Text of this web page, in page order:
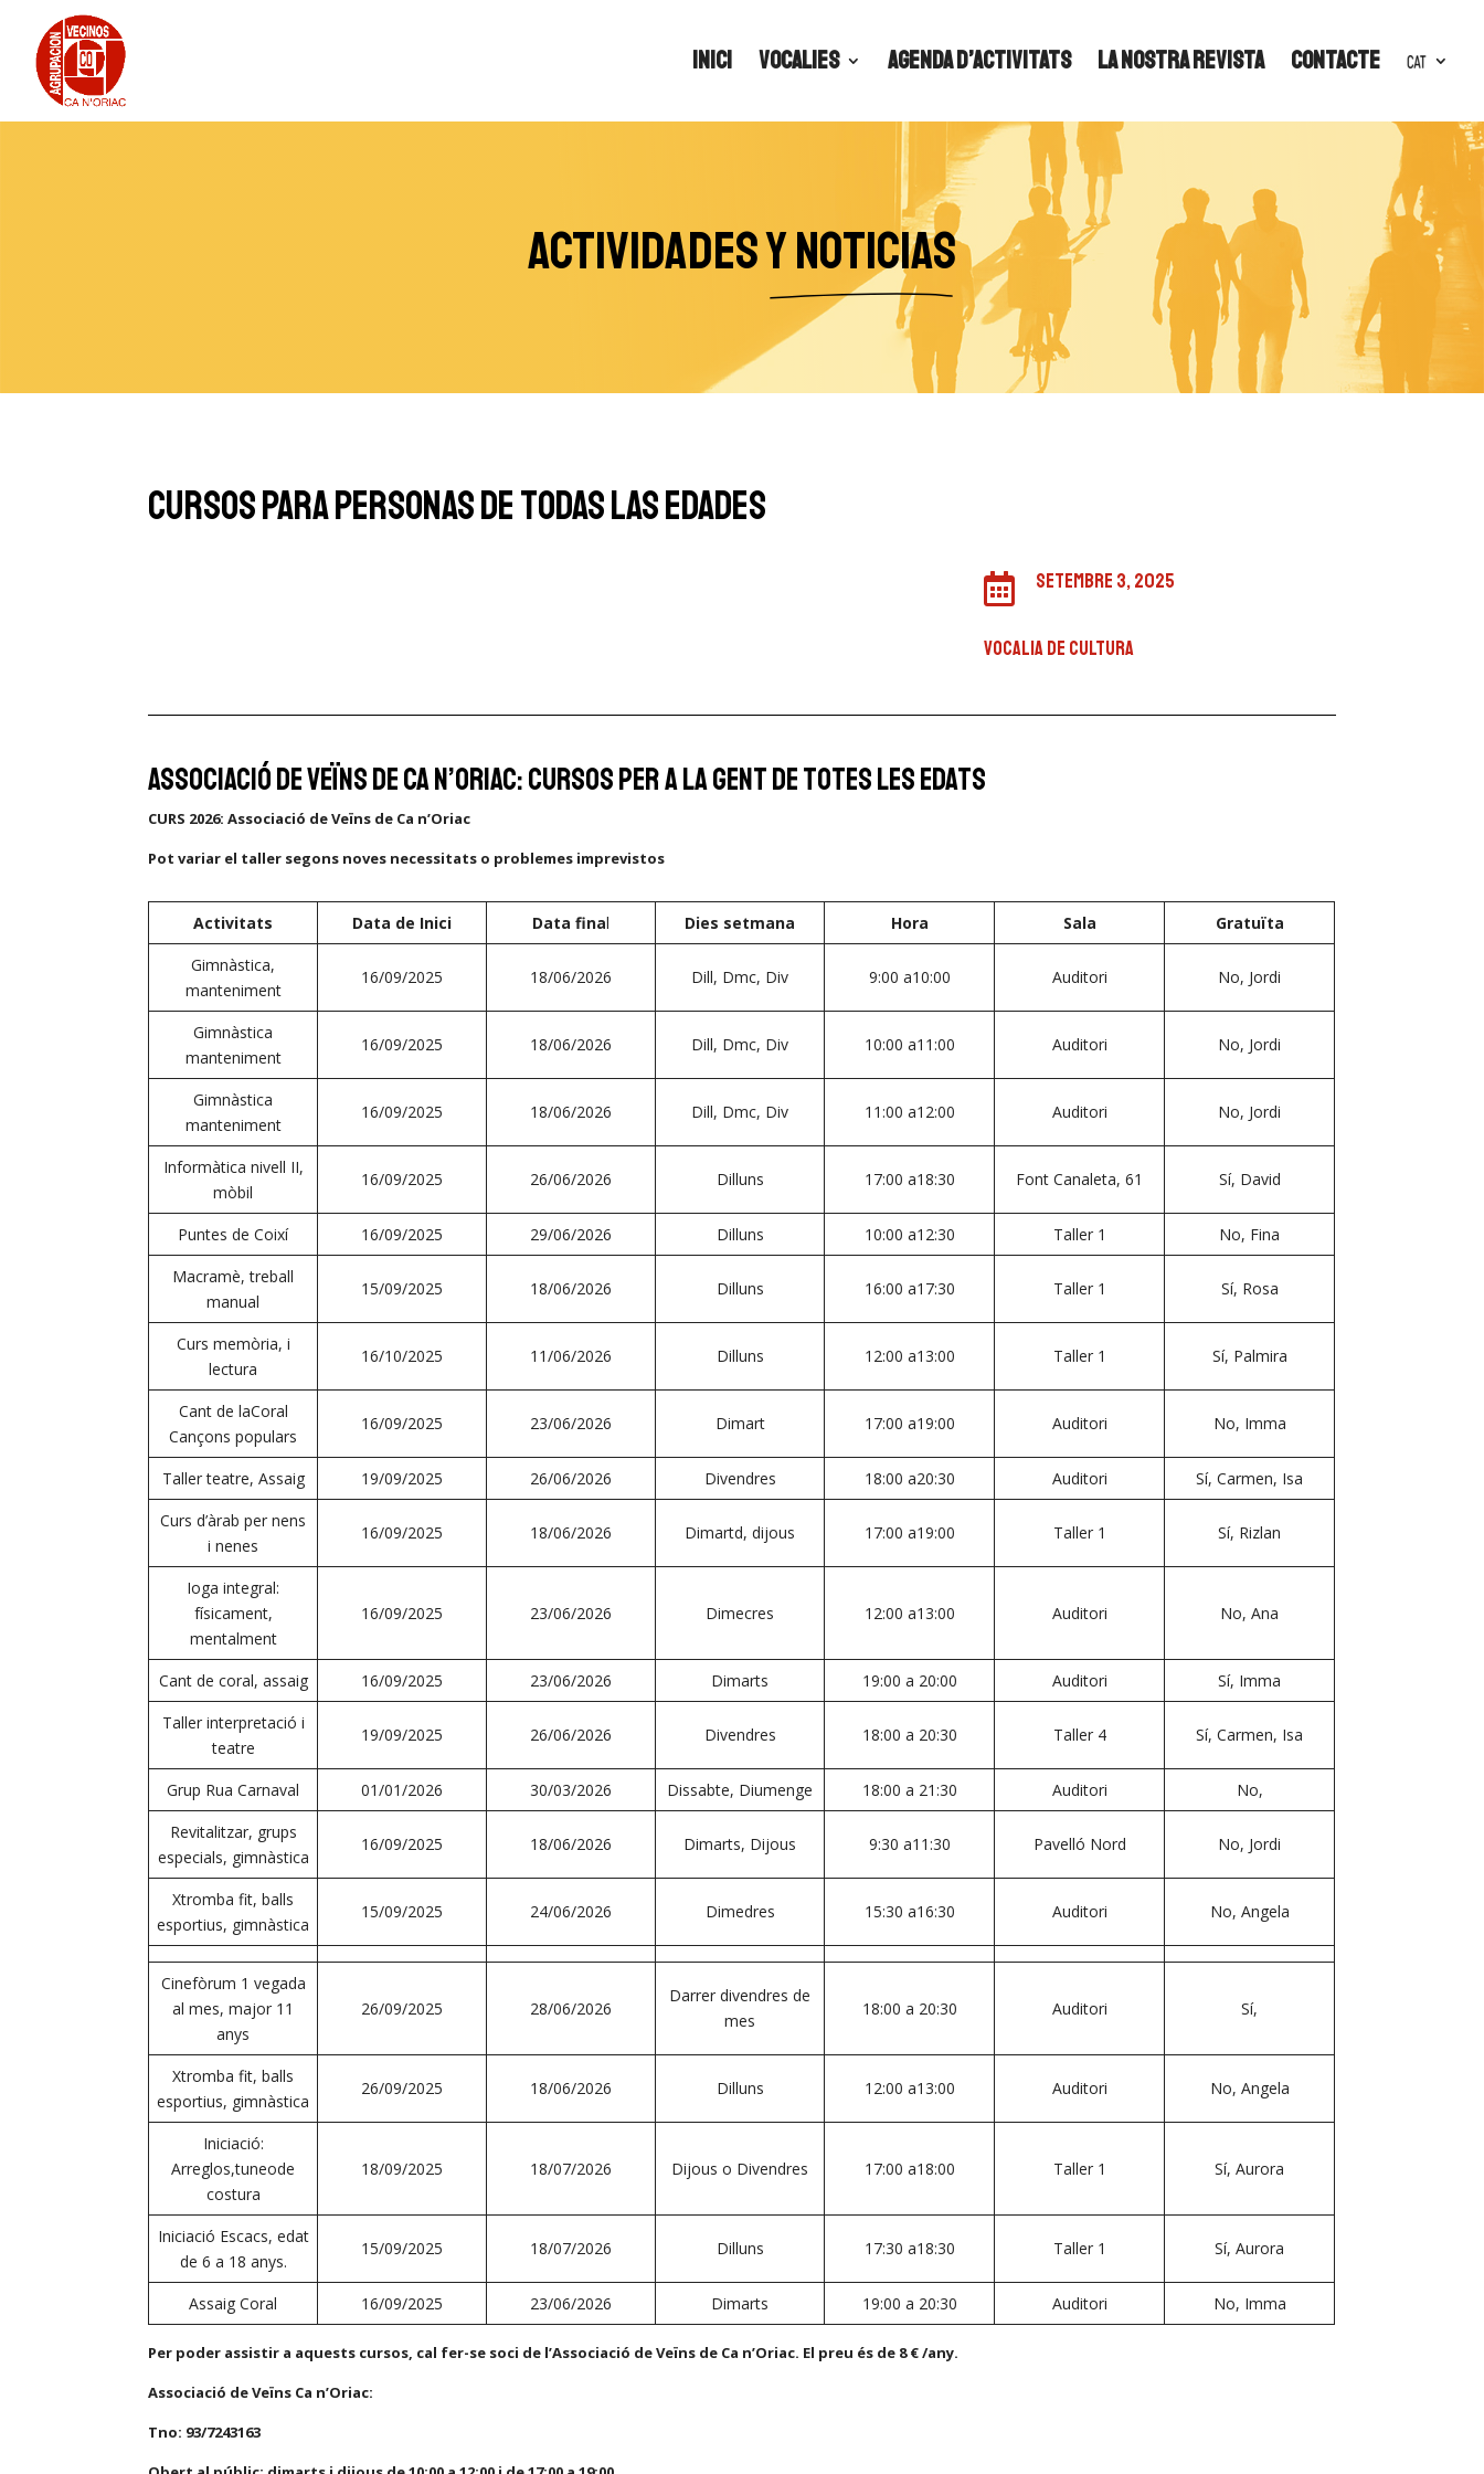
Inici Vocalies Agenda d’activitats La nostra revista Contacte
Actividadesy noticias
cursos para personas de todas las edades
 setembre 3, 2025
VOCALIA DE CULTURA
Associació de Veïns de Ca n’oriac: Cursos per a la gent de totes les edats
CURS 2026: Associació de Veïns de Ca n’Oriac
Pot variar el taller segons noves necessitats o problemes imprevistos
Activitats Data de Inici Data final Dies setmana Hora Sala
Gratuïta
Gimnàstica,
manteniment
16/09/2025 18/06/2026 Dill, Dmc, Div 9:00 a10:00 Auditori No, Jordi
Gimnàstica
manteniment
16/09/2025 18/06/2026 Dill, Dmc, Div 10:00 a11:00 Auditori No, Jordi
Gimnàstica
manteniment
16/09/2025 18/06/2026 Dill, Dmc, Div 11:00 a12:00 Auditori No, Jordi
Informàtica nivell II,
mòbil
16/09/2025 26/06/2026 Dilluns 17:00 a18:30 Font Canaleta, 61 Sí, David
Puntes de Coixí 16/09/2025 29/06/2026 Dilluns 10:00 a12:30 Taller 1
No, Fina
Macramè, treball
manual
15/09/2025 18/06/2026 Dilluns 16:00 a17:30 Taller 1 Sí, Rosa
Curs memòria, i
lectura
16/10/2025 11/06/2026 Dilluns 12:00 a13:00 Taller 1 Sí, Palmira
Cant de laCoral
Cançons populars
16/09/2025 23/06/2026 Dimart 17:00 a19:00 Auditori No, Imma
Taller teatre, Assaig 19/09/2025 26/06/2026 Divendres 18:00 a20:30 Auditori
Sí, Carmen, Isa
Curs d’àrab per nens
i nenes
16/09/2025 18/06/2026 Dimartd, dijous 17:00 a19:00 Taller 1 Sí, Rizlan
Ioga integral:
físicament,
mentalment
16/09/2025 23/06/2026 Dimecres 12:00 a13:00 Auditori No, Ana
Cant de coral, assaig 16/09/2025 23/06/2026 Dimarts 19:00 a 20:00 Auditori
Sí, Imma
Taller interpretació i
teatre
19/09/2025 26/06/2026 Divendres 18:00 a 20:30 Taller 4 Sí, Carmen, Isa
Grup Rua Carnaval 01/01/2026 30/03/2026 Dissabte, Diumenge 18:00 a 21:30 Auditori
No,
Revitalitzar, grups
especials, gimnàstica
16/09/2025 18/06/2026 Dimarts, Dijous 9:30 a11:30 Pavelló Nord No, Jordi
Xtromba fit, balls
esportius, gimnàstica
15/09/2025 24/06/2026 Dimedres 15:30 a16:30 Auditori No, Angela
Cinefòrum 1 vegada
al mes, major 11
anys
26/09/2025 28/06/2026
Darrer divendres de
mes
18:00 a 20:30 Auditori Sí,
Xtromba fit, balls
esportius, gimnàstica
26/09/2025 18/06/2026 Dilluns 12:00 a13:00 Auditori No, Angela
Iniciació:
Arreglos,tuneode
costura
18/09/2025 18/07/2026 Dijous o Divendres 17:00 a18:00 Taller 1 Sí, Aurora
Iniciació Escacs, edat
de 6 a 18 anys.
15/09/2025 18/07/2026 Dilluns 17:30 a18:30 Taller 1 Sí, Aurora
Assaig Coral 16/09/2025 23/06/2026 Dimarts 19:00 a 20:30 Auditori No, Imma
Per poder assistir a aquests cursos, cal fer-se soci de l’Associació de Veïns de Ca n’Oriac. El preu és de 8 € /any.
Associació de Veïns Ca n’Oriac:
Tno: 93/7243163